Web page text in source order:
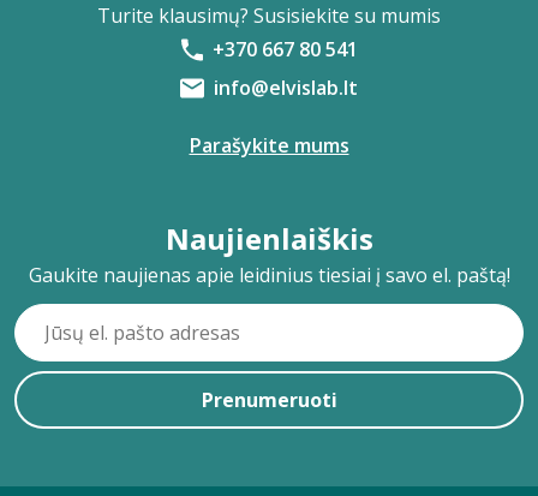
Turite klausimų? Susisiekite su mumis
+370 667 80 541
info@elvislab.lt
Parašykite mums
Naujienlaiškis
Gaukite naujienas apie leidinius tiesiai į savo el. paštą!
Prenumeruoti